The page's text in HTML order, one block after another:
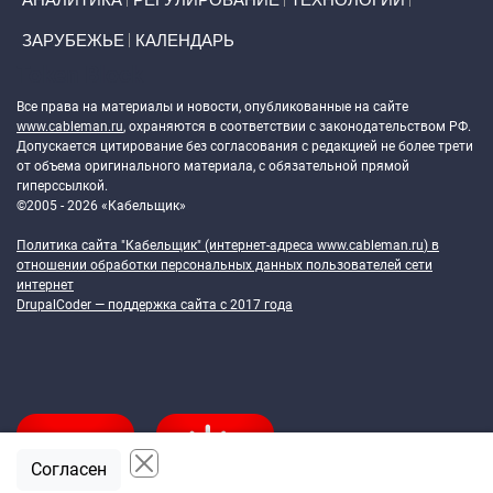
ЗАРУБЕЖЬЕ КАЛЕНДАРЬ
Все права на материалы и новости, опубликованные на сайте
www.cableman.ru, охраняются в соответствии с законодательством РФ.
Допускается цитирование без согласования с редакцией не более трети
от объема оригинального материала, с обязательной прямой
гиперссылкой.
©2005 - 2026 «Кабельщик»
Политика сайта "Кабельщик" (интернет-адреса www.cableman.ru) в
отношении обработки персональных данных пользователей сети
интернет
DrupalCoder — поддержка сайта c 2017 года
Согласен